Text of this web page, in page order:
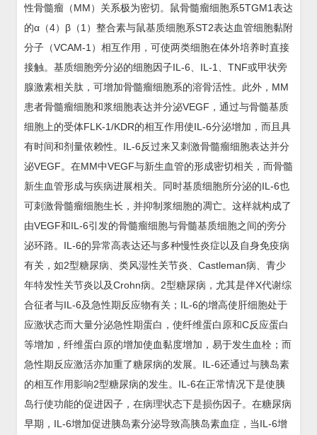
性骨髓瘤（MM）关系极为密切。鼠骨髓瘤细胞系5TGM1表达
的α（4）β（1）整合素与鼠基质细胞系ST2表达血管细胞黏附
分子（VCAM-1）相互作用，可使两类细胞在体外培养时直接
接触。基质细胞旁分泌的细胞因子IL-6、IL-1、TNF或甲状旁
腺激素相关肽，可增加骨髓瘤细胞系的溶骨活性。此外，MM
患者骨髓瘤细胞和浆细胞表达并分泌VEGF，通过与骨髓基质
细胞上的受体FLK-1/KDR的相互作用使IL-6分泌增加，而且具
有时间和剂量依赖性。IL-6反过来又刺激骨髓瘤细胞表达并分
泌VEGF。在MM中VEGF与新生血管的形成密切相关，而骨髓
新生血管形成与疾病进展相关。同时基质细胞所分泌的IL-6也
可刺激骨髓瘤细胞生长，并抑制浆细胞的凋亡。这样就构成了
由VEGF和IL-6引发的骨髓瘤细胞与骨髓基质细胞之间的旁分
泌环路。IL-6的异常高表达还与多种慢性炎症以及自身免疫病
有关，如2型糖尿病、类风湿性关节炎、Castleman病、青少
年特发性关节炎以及Crohn病。2型糖尿病，尤其是伴X代谢综
合征者与IL-6及急性期反应物有关；IL-6的增高使肝细胞处于
应激状态而大量分泌急性期蛋白，使纤维蛋白原和C反应蛋白
等增加，纤维蛋白原的增加使血黏度增加，易于发生血栓；而
急性期反应激活亦加重了糖尿病的发展。IL-6还通过与胰岛素
的相互作用影响2型糖尿病的发生。IL-6在正常情况下是使胰
岛行使功能的促进因子，在病理状态下是损伤因子。在糖尿病
早期，IL-6增加促进胰岛素分泌导致高胰岛素血症，当IL-6增